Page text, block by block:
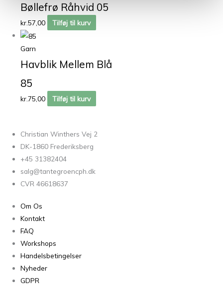
Bøllefrø Råhvid 05
kr.57,00 Tilføj til kurv
Garn
Havblik Mellem Blå
85
kr.75,00 Tilføj til kurv
Christian Winthers Vej 2
DK-1860 Frederiksberg
+45 31382404
salg@tantegroencph.dk
CVR 46618637
Om Os
Kontakt
FAQ
Workshops
Handelsbetingelser
Nyheder
GDPR